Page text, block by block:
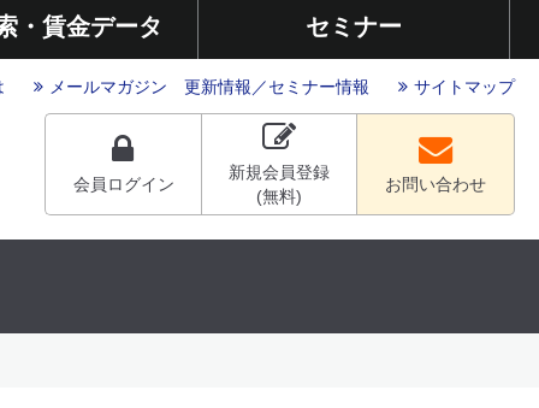
・賃金データ セミナー
メールマガジン 更新情報 ／セミナー情報 サイトマップ
会員ログイン
新規会員登録
(無料)
お問い合わせ